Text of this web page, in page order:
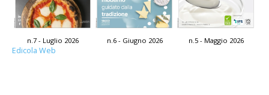
n.7 - Luglio 2026 n.6 - Giugno 2026 n.5 - Maggio 2026
Edicola Web